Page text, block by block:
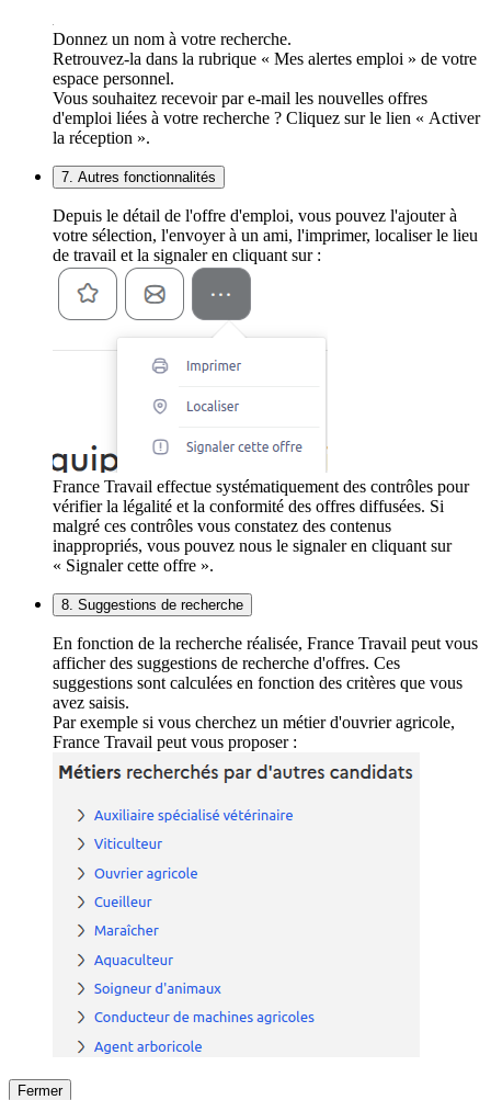
Donnez un nom à votre recherche.
Retrouvez-la dans la rubrique « Mes alertes emploi » de votre
espace personnel.
Vous souhaitez recevoir par e-mail les nouvelles offres
d'emploi liées à votre recherche ? Cliquez sur le lien « Activer
la réception ».
7. Autres fonctionnalités
Depuis le détail de l'offre d'emploi, vous pouvez l'ajouter à
votre sélection, l'envoyer à un ami, l'imprimer, localiser le lieu
de travail et la signaler en cliquant sur :
France Travail effectue systématiquement des contrôles pour
vérifier la légalité et la conformité des offres diffusées. Si
malgré ces contrôles vous constatez des contenus
inappropriés, vous pouvez nous le signaler en cliquant sur
« Signaler cette offre ».
8. Suggestions de recherche
En fonction de la recherche réalisée, France Travail peut vous
afficher des suggestions de recherche d'offres. Ces
suggestions sont calculées en fonction des critères que vous
avez saisis.
Par exemple si vous cherchez un métier d'ouvrier agricole,
France Travail peut vous proposer :
Fermer